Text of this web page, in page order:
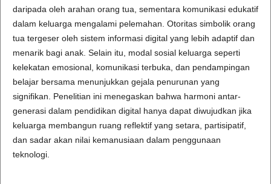
daripada oleh arahan orang tua, sementara komunikasi edukatif
dalam keluarga mengalami pelemahan. Otoritas simbolik orang
tua tergeser oleh sistem informasi digital yang lebih adaptif dan
menarik bagi anak. Selain itu, modal sosial keluarga seperti
kelekatan emosional, komunikasi terbuka, dan pendampingan
belajar bersama menunjukkan gejala penurunan yang
signifikan. Penelitian ini menegaskan bahwa harmoni antar-
generasi dalam pendidikan digital hanya dapat diwujudkan jika
keluarga membangun ruang reflektif yang setara, partisipatif,
dan sadar akan nilai kemanusiaan dalam penggunaan
teknologi.